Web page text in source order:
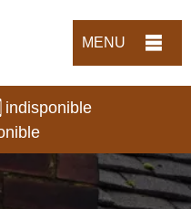
MENU
indisponible